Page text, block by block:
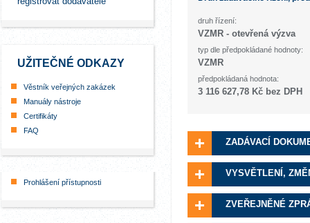
UŽITEČNÉ ODKAZY
Věstník veřejných zakázek
Manuály nástroje
Certifikáty
FAQ
Prohlášení přístupnosti
druh řízení:
VZMR - otevřená výzva
typ dle předpokládané hodnoty:
VZMR
předpokládaná hodnota:
3 116 627,78 Kč bez DPH
ZADÁVACÍ
VYSVĚTLENÍ,
ZVEŘEJNĚNÉ